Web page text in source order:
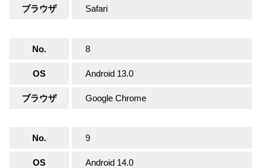
ブラウザ Safari
No. 8
OS Android 13.0
ブラウザ Google Chrome
No. 9
OS Android 14.0